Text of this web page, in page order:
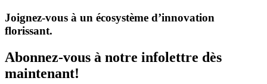
Joignez-vous à un écosystème d’innovation
florissant.
Abonnez-vous à notre infolettre dès
maintenant!